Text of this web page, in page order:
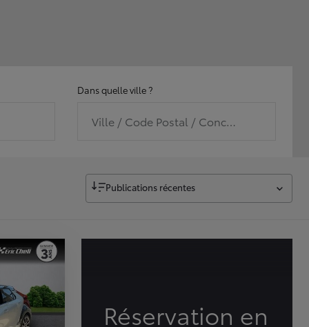
Dans quelle ville ?
Ville / Code Postal / Concession
Publications récentes
Réservation en